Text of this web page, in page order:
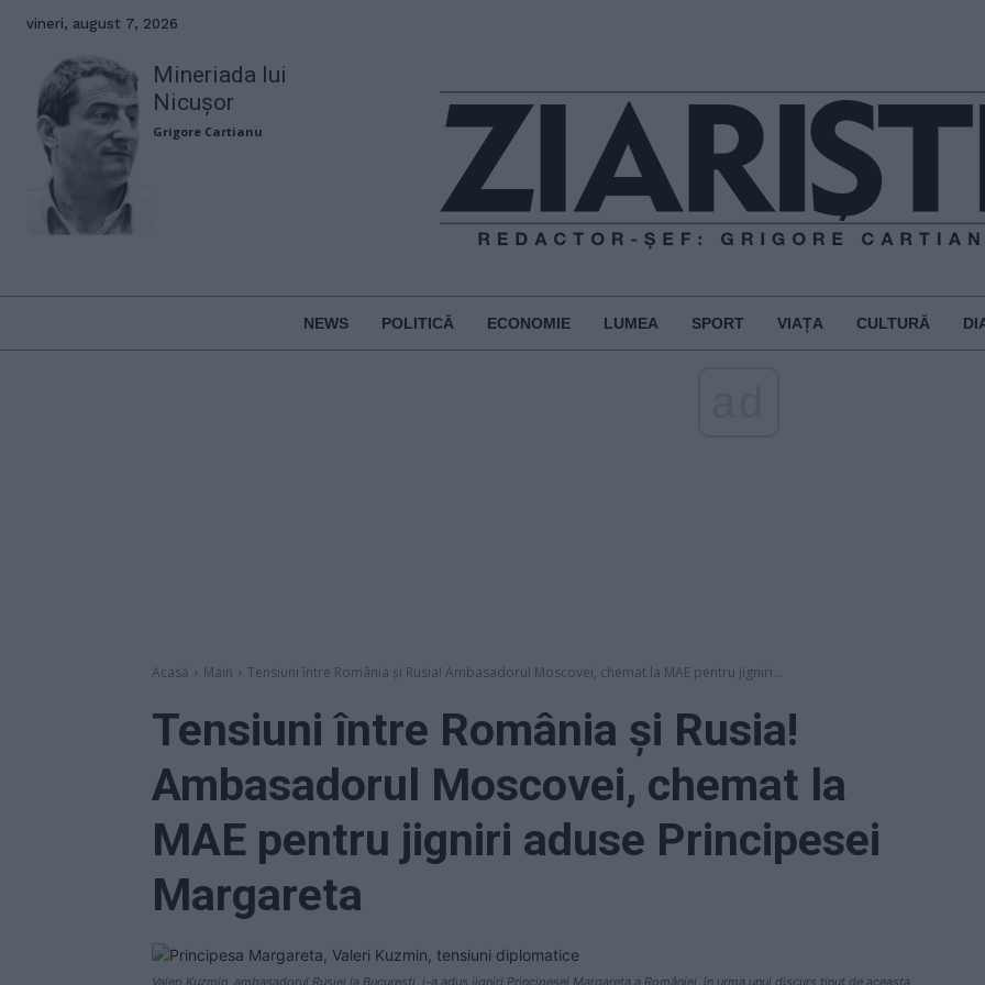
vineri, august 7, 2026
Mineriada lui
Nicușor
Grigore Cartianu
NEWS POLITICĂ ECONOMIE LUMEA SPORT VIAȚA CULTURĂ
Acasă Main Tensiuni între România și Rusia! Ambasadorul Moscovei, chemat la MAE pentru jigniri...
Tensiuni între România și Rusia!
Ambasadorul Moscovei, chemat la
MAE pentru jigniri aduse Principesei
Margareta
Valeri Kuzmin, ambasadorul Rusiei la București, i-a adus jigniri Principesei Margareta a României, în urma unui discurs ținut de aceasta